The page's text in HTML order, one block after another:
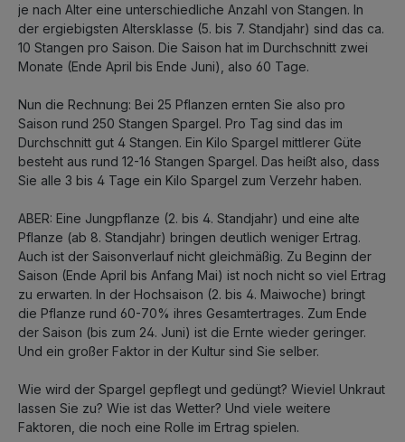
je nach Alter eine unterschiedliche Anzahl von Stangen. In
der ergiebigsten Altersklasse (5. bis 7. Standjahr) sind das ca.
10 Stangen pro Saison. Die Saison hat im Durchschnitt zwei
Monate (Ende April bis Ende Juni), also 60 Tage.
Nun die Rechnung: Bei 25 Pflanzen ernten Sie also pro
Saison rund 250 Stangen Spargel. Pro Tag sind das im
Durchschnitt gut 4 Stangen. Ein Kilo Spargel mittlerer Güte
besteht aus rund 12-16 Stangen Spargel. Das heißt also, dass
Sie alle 3 bis 4 Tage ein Kilo Spargel zum Verzehr haben.
ABER: Eine Jungpflanze (2. bis 4. Standjahr) und eine alte
Pflanze (ab 8. Standjahr) bringen deutlich weniger Ertrag.
Auch ist der Saisonverlauf nicht gleichmäßig. Zu Beginn der
Saison (Ende April bis Anfang Mai) ist noch nicht so viel Ertrag
zu erwarten. In der Hochsaison (2. bis 4. Maiwoche) bringt
die Pflanze rund 60-70% ihres Gesamtertrages. Zum Ende
der Saison (bis zum 24. Juni) ist die Ernte wieder geringer.
Und ein großer Faktor in der Kultur sind Sie selber.
Wie wird der Spargel gepflegt und gedüngt? Wieviel Unkraut
lassen Sie zu? Wie ist das Wetter? Und viele weitere
Faktoren, die noch eine Rolle im Ertrag spielen.